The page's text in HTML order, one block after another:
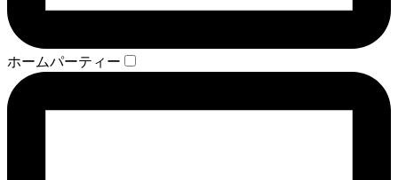
ホームパーティー